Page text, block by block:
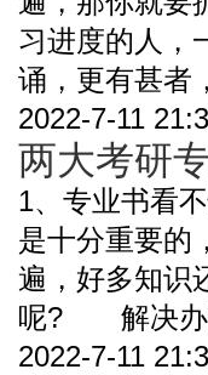
习进度的人，
诵，更有甚者
2022-7-11
两大考研
1、专业书看
是十分重要的
遍，好多知识
呢? 解决办
2022-7-11